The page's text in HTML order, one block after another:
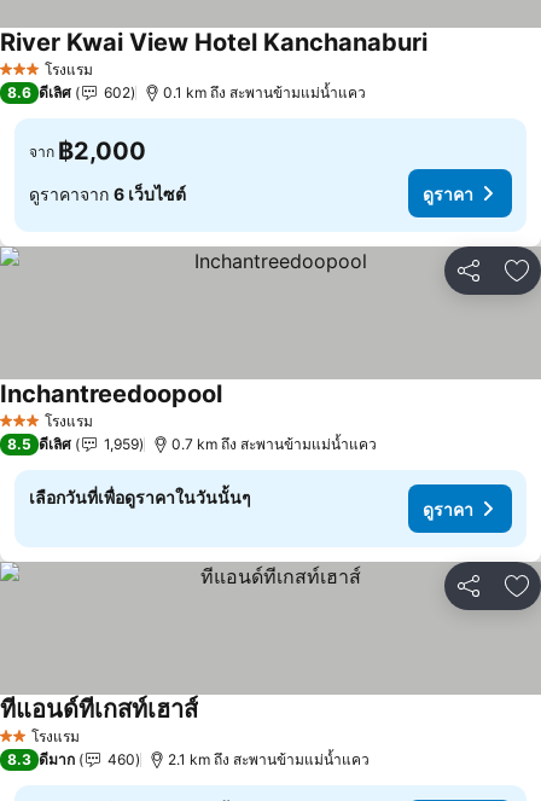
3 ดาว โรงแรม
River Kwai View Hotel Kanchanaburi
8.6 ดีเลิศ 602 0.1 km ถึง สะพานข้ามแม่น้ำแคว
จาก ฿2,000
ดูราคาจาก 6 เว็บไซต์ ดูราคา
แชร์ เ
3 ดาว โรงแรม
Inchantreedoopool
8.5 ดีเลิศ 1,959 0.7 km ถึง สะพานข้ามแม่น้ำแคว
เลือกวันที่เพื่อดูราคาในวันนั้นๆ
ดูราคา
แชร์ เ
2 ดาวโรงแรม
ทีแอนด์ทีเกสท์เฮาส์
8.3 ดีมาก 460 2.1 km ถึง สะพานข้ามแม่น้ำแคว